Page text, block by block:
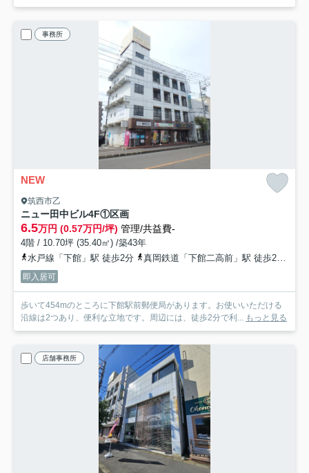
事務所
NEW
筑西市乙
ニュー田中ビル4F①区画
6.5万円 (0.57万円/坪) 管理/共益費-
4階 / 10.70坪 (35.40㎡) /築43年
水戸線「下館」駅 徒歩2分
真岡鉄道「下館二高前」駅 徒歩29分
即入居可
歩いて454mのところに下館駅前郵便局があります。お使いいただける
沿線は2つあり、便利な立地です。周辺には、徒歩2分で利... もっと見る
店舗事務所